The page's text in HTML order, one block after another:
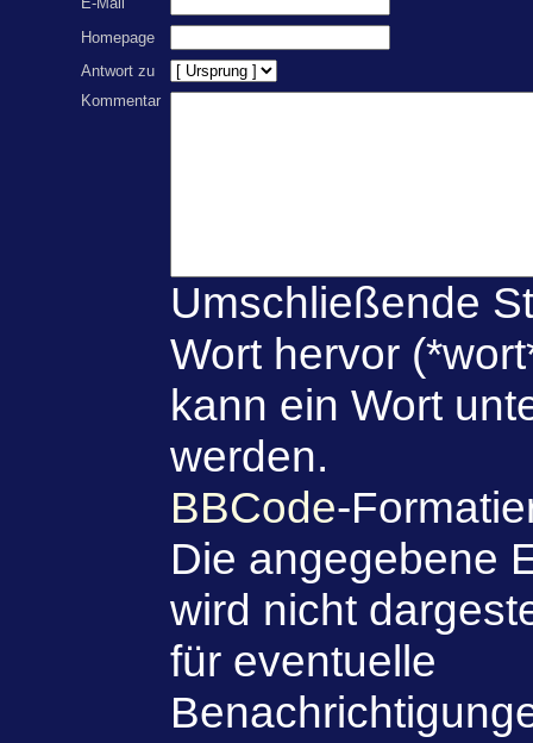
Homepage
Antwort zu
Kommentar
Umschließende
Wort hervor
kann ein Wort
werden.
BBCode-
Die angegebene
wird nicht
für eventuelle